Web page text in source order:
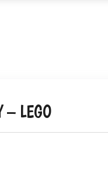
– LEGO